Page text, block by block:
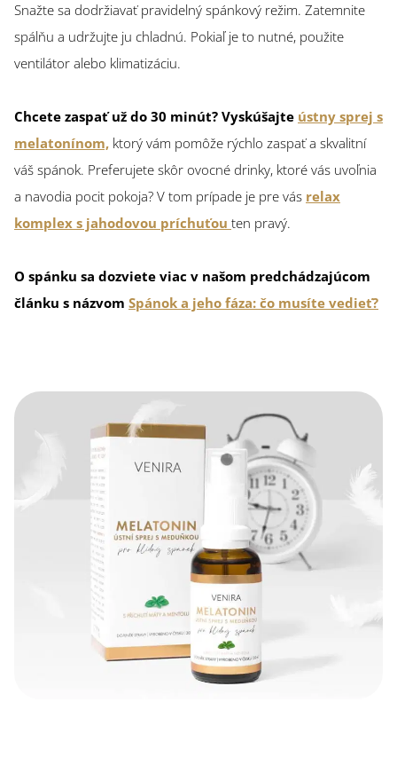
Snažte sa dodržiavať pravidelný spánkový režim. Zatemnite
spálňu a udržujte ju chladnú. Pokiaľ je to nutné, použite
ventilátor alebo klimatizáciu.
Chcete zaspať už do 30 minút? Vyskúšajte ústny sprej s
melatonínom, ktorý vám pomôže rýchlo zaspať a skvalitní
váš spánok. Preferujete skôr ovocné drinky, ktoré vás uvoľnia
a navodia pocit pokoja? V tom prípade je pre vás relax
komplex s jahodovou príchuťou ten pravý.
O spánku sa dozviete viac v našom predchádzajúcom
článku s názvom Spánok a jeho fáza: čo musíte vedieť?